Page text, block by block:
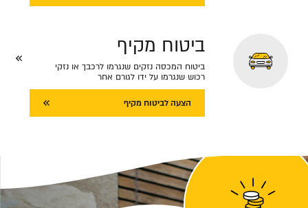
ביטוח מקיף
ביטוח המכסה נזקים שנגרמו לרכבך או נזקי
רכוש שנגרמו על ידו לגורם אחר
הצעה לביטוח מקיף